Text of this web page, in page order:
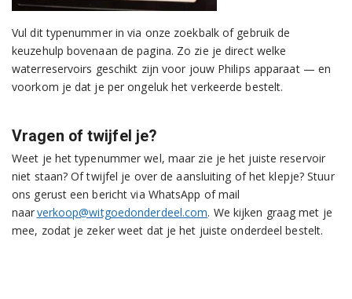
Vul dit typenummer in via onze zoekbalk of gebruik de
keuzehulp bovenaan de pagina. Zo zie je direct welke
waterreservoirs geschikt zijn voor jouw Philips apparaat — en
voorkom je dat je per ongeluk het verkeerde bestelt.
Vragen of twijfel je?
Weet je het typenummer wel, maar zie je het juiste reservoir
niet staan? Of twijfel je over de aansluiting of het klepje? Stuur
ons gerust een bericht via WhatsApp of mail
naarverkoop@witgoedonderdeel.com. We kijken graag met je
mee, zodat je zeker weet dat je het juiste onderdeel bestelt.